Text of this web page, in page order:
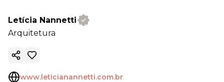
Letícia Nannetti
Arquitetura
Copy ink
www.leticianannetti.com.br